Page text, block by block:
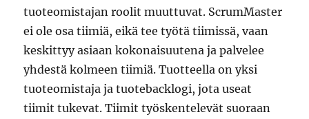
tuoteomistajan roolit muuttuvat. ScrumMaster
ei ole osa tiimiä, eikä tee työtä tiimissä, vaan
keskittyy asiaan kokonaisuutena ja palvelee
yhdestä kolmeen tiimiä. Tuotteella on yksi
tuoteomistaja ja tuotebacklogi, jota useat
tiimit tukevat. Tiimit työskentelevät suoraan